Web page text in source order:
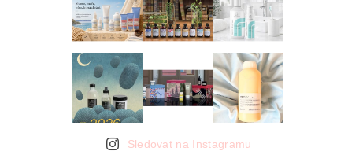
Sledovat na Instagramu